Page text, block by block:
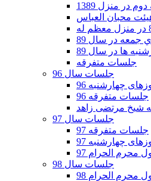
در منزل 1389
در سال 89
ها در سال 89
جلسات متفرقه
جلسات سال 96
چهارشنبه 96
جلسات متفرقه 96
جلسات سال 97
جلسات متفرقه 97
چهارشنبه 97
محرم الحرام 97
جلسات سال 98
محرم الحرام 98